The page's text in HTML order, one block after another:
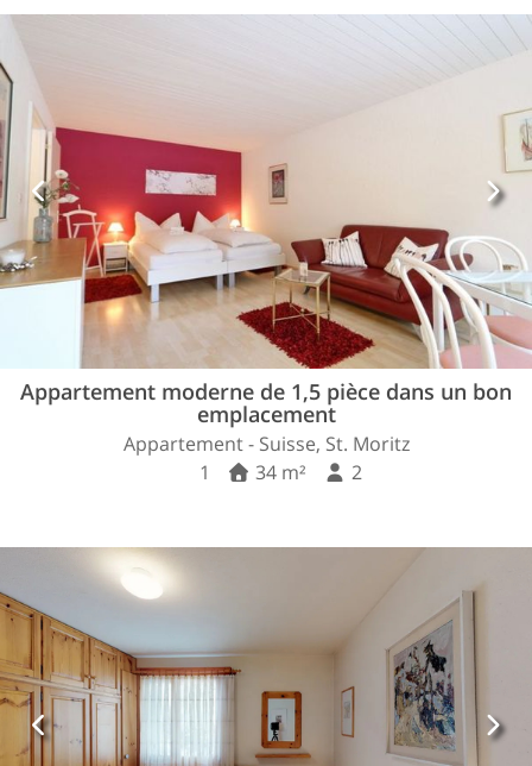
Appartement moderne de 1,5 pièce dans un bon
emplacement
Appartement - Suisse, St. Moritz
1
34 m² 2